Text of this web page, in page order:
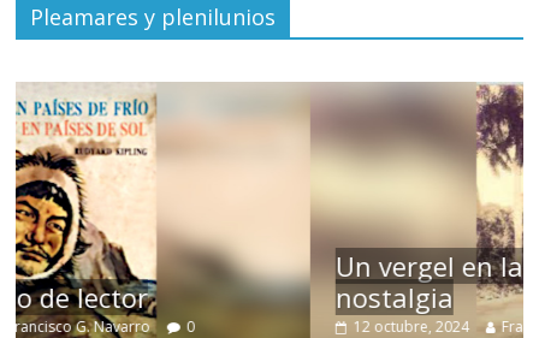
Pleamares y plenilunios
Un vergel en las nieblas de la
nostalgia
12 octubre, 2024 Francisco G. Navarro 0